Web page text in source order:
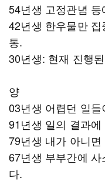
54년생 고정관념
42년생 한우물만
통.
30년생: 현재 진행
양
03년생 어렵던 일들
91년생 일의 결과
79년생 내가 아니
67년생 부부간에
다.